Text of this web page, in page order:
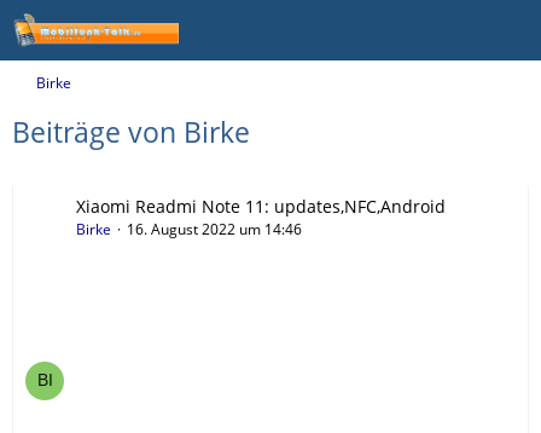
Birke
Beiträge von Birke
Xiaomi Readmi Note 11: updates,NFC,Android
Birke 16. August 2022 um 14:46